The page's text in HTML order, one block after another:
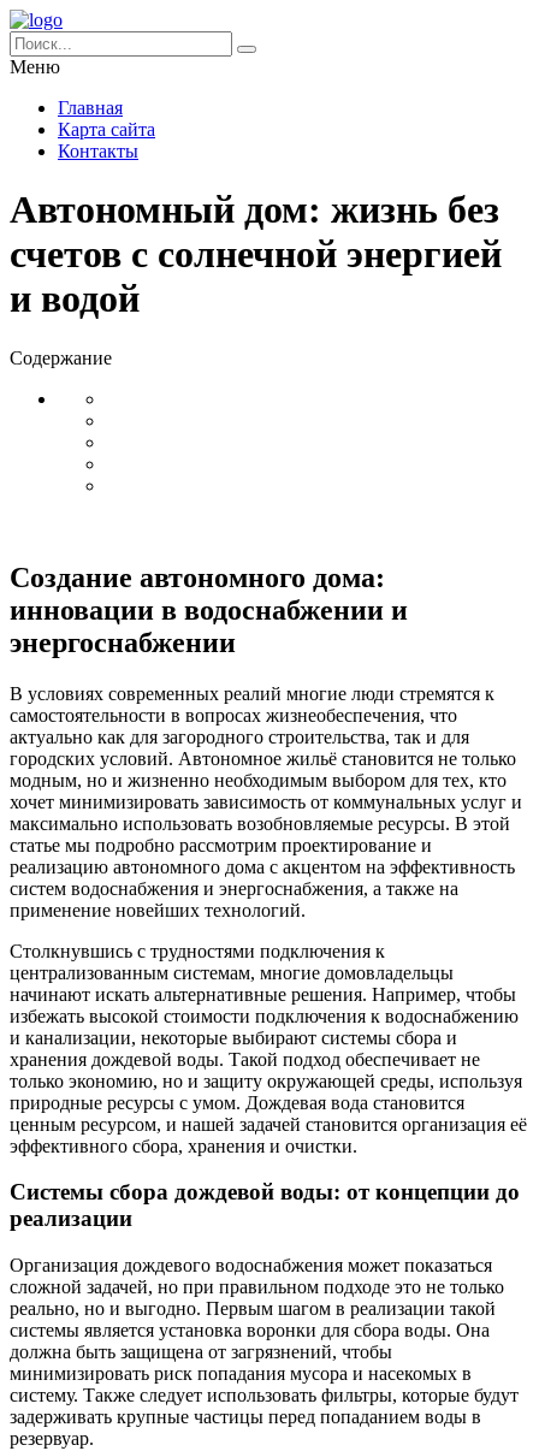
Меню
Главная
Карта сайта
Контакты
Автономный дом: жизнь без
счетов с солнечной энергией
и водой
Содержание
Создание автономного дома:
инновации в водоснабжении и
энергоснабжении
В условиях современных реалий многие люди стремятся к
самостоятельности в вопросах жизнеобеспечения, что
актуально как для загородного строительства, так и для
городских условий. Автономное жильё становится не только
модным, но и жизненно необходимым выбором для тех, кто
хочет минимизировать зависимость от коммунальных услуг и
максимально использовать возобновляемые ресурсы. В этой
статье мы подробно рассмотрим проектирование и
реализацию автономного дома с акцентом на эффективность
систем водоснабжения и энергоснабжения, а также на
применение новейших технологий.
Столкнувшись с трудностями подключения к
централизованным системам, многие домовладельцы
начинают искать альтернативные решения. Например, чтобы
избежать высокой стоимости подключения к водоснабжению
и канализации, некоторые выбирают системы сбора и
хранения дождевой воды. Такой подход обеспечивает не
только экономию, но и защиту окружающей среды, используя
природные ресурсы с умом. Дождевая вода становится
ценным ресурсом, и нашей задачей становится организация её
эффективного сбора, хранения и очистки.
Системы сбора дождевой воды: от концепции до
реализации
Организация дождевого водоснабжения может показаться
сложной задачей, но при правильном подходе это не только
реально, но и выгодно. Первым шагом в реализации такой
системы является установка воронки для сбора воды. Она
должна быть защищена от загрязнений, чтобы
минимизировать риск попадания мусора и насекомых в
систему. Также следует использовать фильтры, которые будут
задерживать крупные частицы перед попаданием воды в
резервуар.